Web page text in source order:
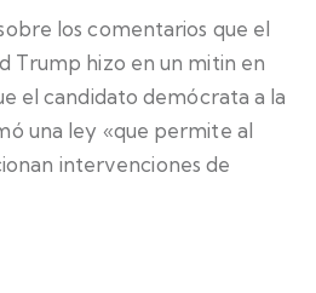
los comentarios que el
Trump hizo en un mitin en
el candidato demócrata a la
una ley «que permite al
intervenciones de